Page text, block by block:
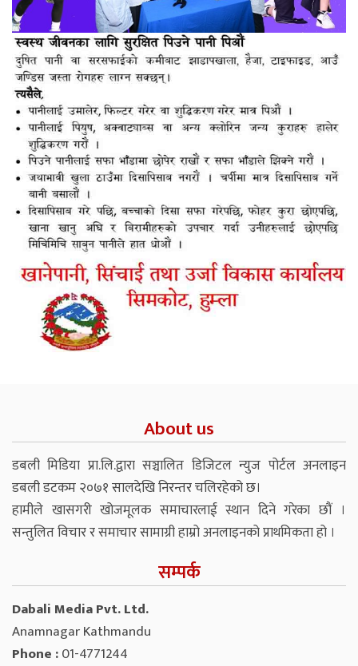
About us
डबली मिडिया प्रा.लि.द्वारा सञ्चालित डिजिटल न्युज पोर्टल अनलाइन
डबली डटकम २०७१ सालदेखि निरन्तर चलिरहेको छ।
हामीले खासगरी खोजमूलक समाचारलाई स्थान दिने गरेका छौं ।
सन्तुलित विचार र समाचार सामाग्री हाम्रो अनलाइनको प्राथमिकता हो ।
सम्पर्क
Dabali Media Pvt. Ltd.
Anamnagar Kathmandu
Phone :01-4771244